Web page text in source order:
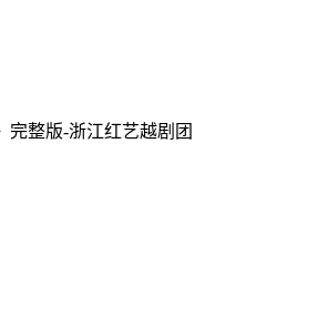
完整版-浙江红艺越剧团